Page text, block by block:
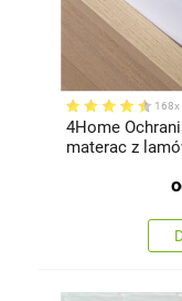
168x
4Home
materac z